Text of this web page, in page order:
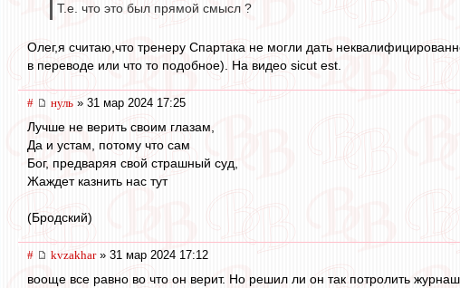
Т.е. что это был прямой смысл ?
Олег,я считаю,что тренеру Спартака не могли дать
в переводе или что то подобное). На видео sicut est.
# нуль » 31 мар 2024 17:25
Лучше не верить своим глазам,
Да и устам, потому что сам
Бог, предваряя свой страшный суд,
Жаждет казнить нас тут
(Бродский)
# kvzakhar» 31 мар 2024 17:12
вооще все равно во что он верит. Но решил ли он так потролить